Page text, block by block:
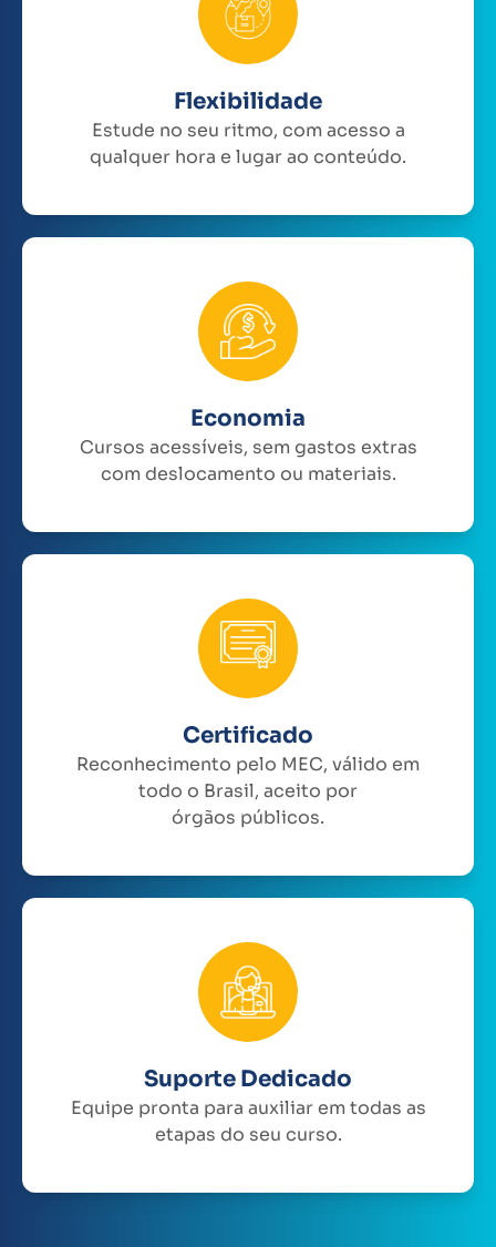
Flexibilidade
Estude no seu ritmo, com acesso a
qualquer hora e lugar ao conteúdo.
Economia
Cursos acessíveis, sem gastos extras
com deslocamento ou materiais.
Certificado
Reconhecimento pelo MEC, válido em
todo o Brasil, aceito por
órgãos públicos.
Suporte Dedicado
Equipe pronta para auxiliar em todas as
etapas do seu curso.